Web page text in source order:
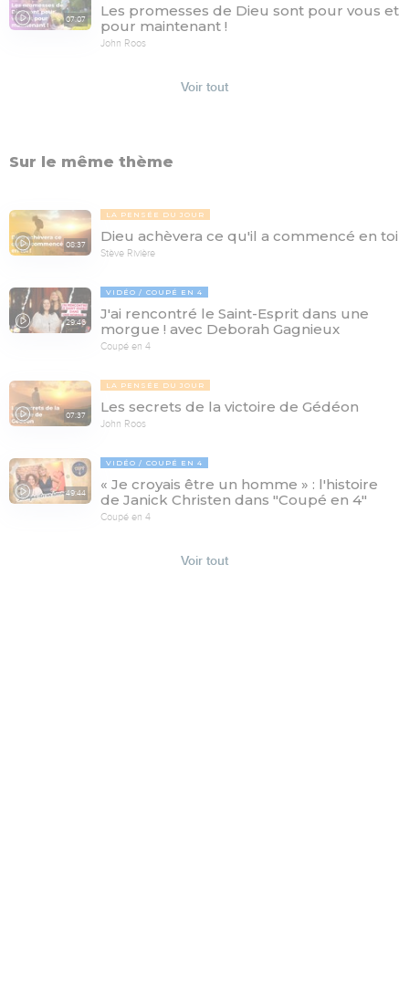
07:07
Les promesses de Dieu sont pour vous et
pour maintenant !
John Roos
Voir tout
Sur le même thème
08:37
LA PENSÉE DU JOUR
Dieu achèvera ce qu'il a commencé en toi
Stève Rivière
29:46
VIDÉO COUPÉ EN 4
J'ai rencontré le Saint-Esprit dans une
morgue ! avec Deborah Gagnieux
Coupé en 4
07:37
LA PENSÉE DU JOUR
Les secrets de la victoire de Gédéon
John Roos
49:44
VIDÉO COUPÉ EN 4
« Je croyais être un homme » : l'histoire
de Janick Christen dans "Coupé en 4"
Coupé en 4
Voir tout